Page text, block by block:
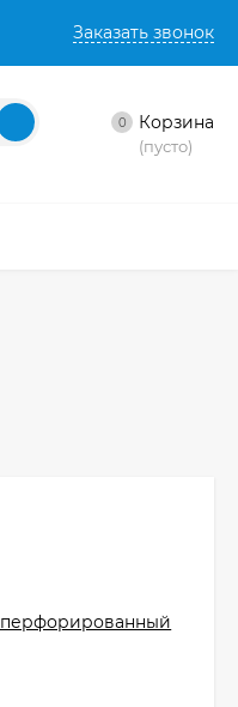
Заказать звонок
0 Корзина
(пусто)